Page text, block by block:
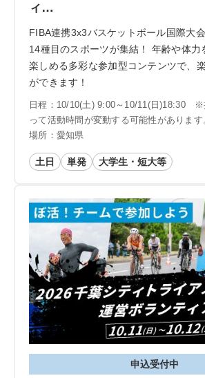
ィ…
FIBA連携3x3バスケットボール国際大
14種目のスポーツが集結！ 年齢や体力
楽しめる多彩な参加型コンテンツで、
ができます！
日程：10/10(土) 9:00～10/11(日)18:30 ※
って活動時間が変動する可能性があります
場所：愛知県
土日 単発 大学生・短大等
申込受付中